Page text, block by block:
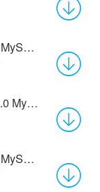
Max(TM)库存管理系统2.3.5.2 MySQL网络版
Max(TM)进销存管理系统1.5.1.0 MySQL网络版
Max(TM)销售管理系统1.7.7.7 MySQL网络版